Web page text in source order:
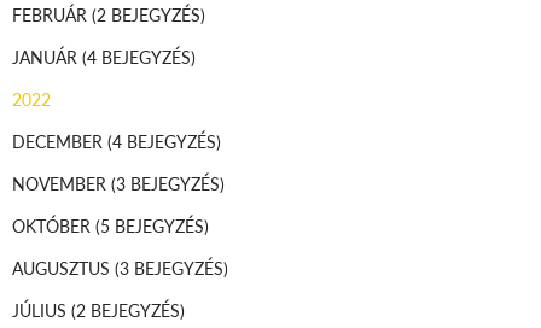
FEBRUÁR (2 BEJEGYZÉS)
JANUÁR (4 BEJEGYZÉS)
2022
DECEMBER (4 BEJEGYZÉS)
NOVEMBER (3 BEJEGYZÉS)
OKTÓBER (5 BEJEGYZÉS)
AUGUSZTUS (3 BEJEGYZÉS)
JÚLIUS (2 BEJEGYZÉS)